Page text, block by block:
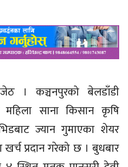
जेठ । कञ्चनपुरको बेलडाँडी
महिला साना किसान कृषि
ज्यान गुमाएका शेयर
प्रदान गरेको छ । बुधबार